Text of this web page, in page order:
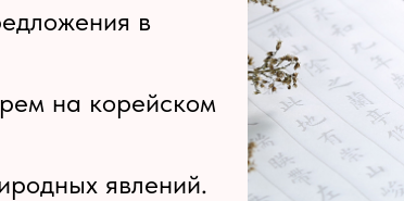
в
на корейском
явлений.